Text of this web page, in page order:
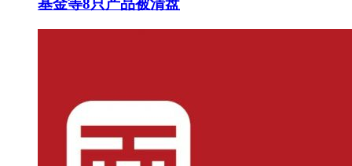
基金等8只产品被清盘